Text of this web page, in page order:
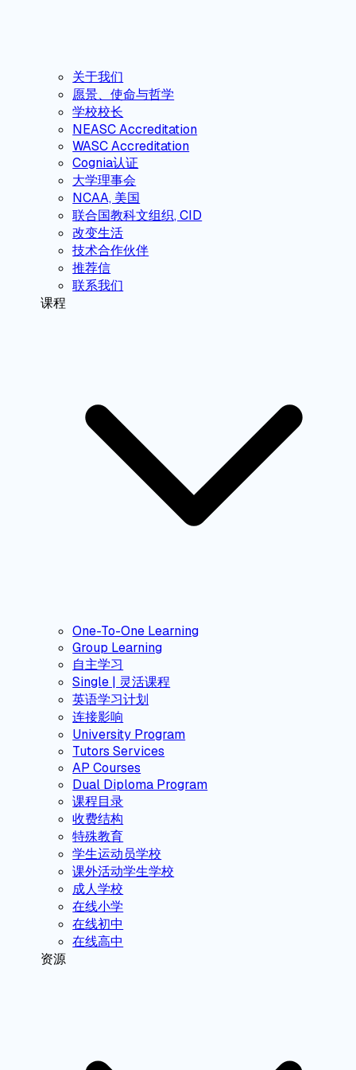
关于我们
愿景、使命与哲学
学校校长
NEASC Accreditation
WASC Accreditation
Cognia认证
大学理事会
NCAA, 美国
联合国教科文组织, CID
改变生活
技术合作伙伴
推荐信
联系我们
课程
One-To-One Learning
Group Learning
自主学习
Single | 灵活课程
英语学习计划
连接影响
University Program
Tutors Services
AP Courses
Dual Diploma Program
课程目录
收费结构
特殊教育
学生运动员学校
课外活动学生学校
成人学校
在线小学
在线初中
在线高中
资源